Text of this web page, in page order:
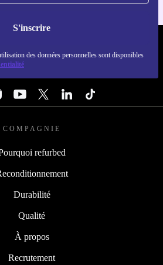
S'inscrire
des données personnelles sont disponibles
COMPAGNIE
refurbed
Durabilité
Qualité
À propos
Recrutement